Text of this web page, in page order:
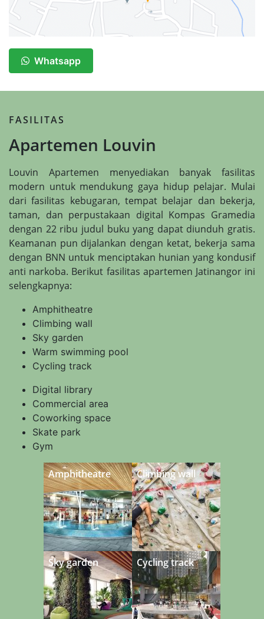
Whatsapp
FASILITAS
Apartemen Louvin
Louvin Apartemen menyediakan banyak fasilitas
modern untuk mendukung gaya hidup pelajar. Mulai
dari fasilitas kebugaran, tempat belajar dan bekerja,
taman, dan perpustakaan digital Kompas Gramedia
dengan 22 ribu judul buku yang dapat diunduh gratis.
Keamanan pun dijalankan dengan ketat, bekerja sama
dengan BNN untuk menciptakan hunian yang kondusif
anti narkoba. Berikut fasilitas apartemen Jatinangor ini
selengkapnya:
Amphitheatre
Climbing wall
Sky garden
Warm swimming pool
Cycling track
Digital library
Commercial area
Coworking space
Skate park
Gym
Amphitheatre Climbing wall
Sky garden Cycling track